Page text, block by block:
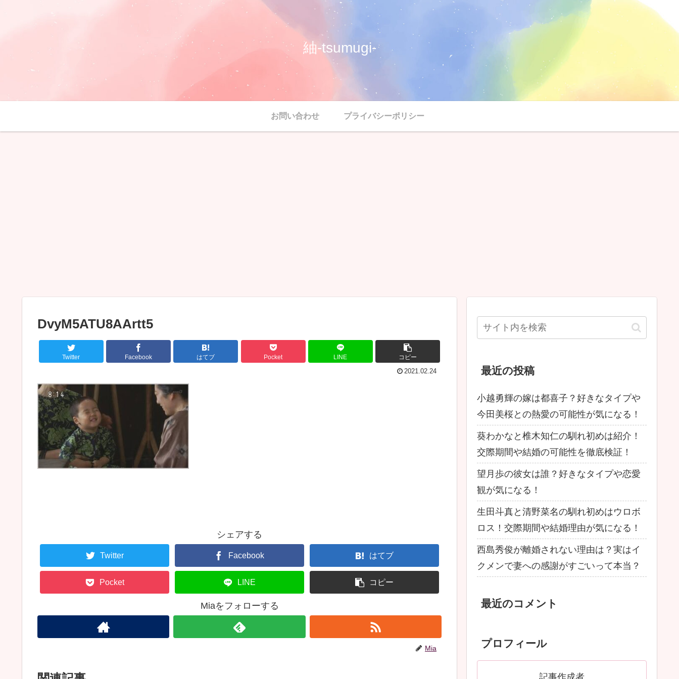
紬-tsumugi-
お問い合わせ プライバシーポリシー
DvyM5ATU8AArtt5
Twitter Facebook はてブ Pocket LINE コピー
2021.02.24
シェアする
Twitter Facebook はてブ
Pocket LINE コピー
Miaをフォローする
Mia
最近の投稿
小越勇輝の嫁は都喜子？好きなタイプや
今田美桜との熱愛の可能性が気になる！
葵わかなと椎木知仁の馴れ初めは紹介！
交際期間や結婚の可能性を徹底検証！
望月歩の彼女は誰？好きなタイプや恋愛
観が気になる！
生田斗真と清野菜名の馴れ初めはウロボ
ロス！交際期間や結婚理由が気になる！
西島秀俊が離婚されない理由は？実はイ
クメンで妻への感謝がすごいって本当？
最近のコメント
プロフィール
記事作成者